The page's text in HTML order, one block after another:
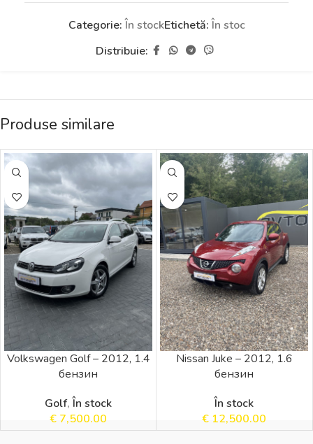
Categorie: În stockEtichetă: În stoc
Distribuie:
Produse similare
Volkswagen Golf – 2012, 1.4
бензин
Golf,În stock
€ 7,500.00
Nissan Juke – 2012, 1.6
бензин
În stock
€ 12,500.00